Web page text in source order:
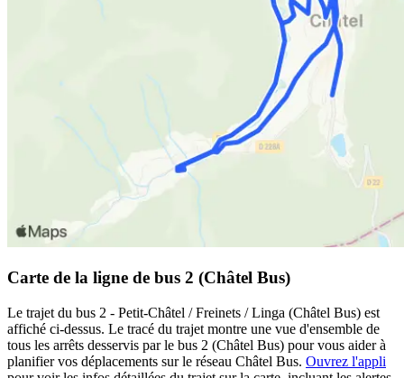
Carte de la ligne de bus 2 (Châtel Bus)
Le trajet du bus 2 - Petit-Châtel / Freinets / Linga (Châtel Bus) est
affiché ci-dessus. Le tracé du trajet montre une vue d'ensemble de
tous les arrêts desservis par le bus 2 (Châtel Bus) pour vous aider à
planifier vos déplacements sur le réseau Châtel Bus. Ouvrez l'appli